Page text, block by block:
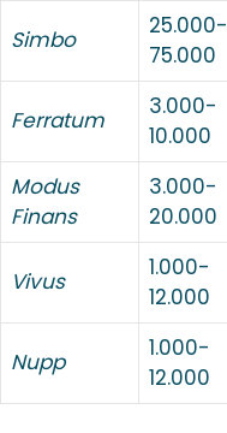
Simbo
25.000-
75.000
Ferratum
3.000-
10.000
Modus
Finans
3.000-
20.000
Vivus
1.000-
12.000
Nupp
1.000-
12.000